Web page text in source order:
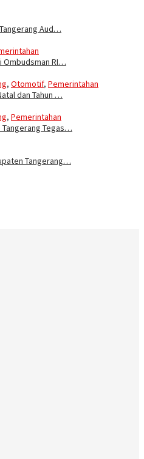
Aud…
Ombudsman RI…
, Otomotif, Pemerintahan
dan Tahun …
, Pemerintahan
Tangerang Tegas…
Tangerang…